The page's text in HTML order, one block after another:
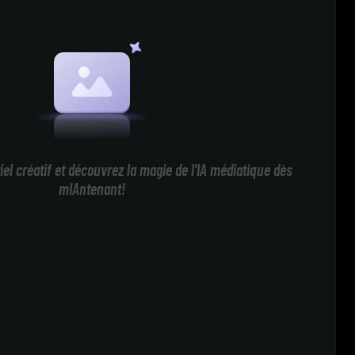
créatif et découvrez la magie de l'IA médiatique dès
mIAntenant!